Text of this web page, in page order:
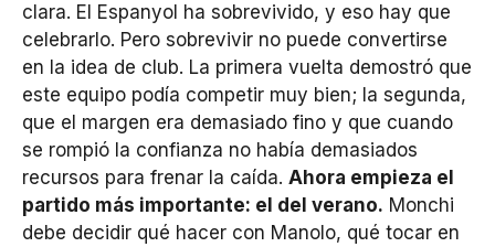
clara. El Espanyol ha sobrevivido, y eso hay que
celebrarlo. Pero sobrevivir no puede convertirse
en la idea de club. La primera vuelta demostró que
este equipo podía competir muy bien; la segunda,
que el margen era demasiado fino y que cuando
se rompió la confianza no había demasiados
recursos para frenar la caída. Ahora empieza el
partido más importante: el del verano. Monchi
debe decidir qué hacer con Manolo, qué tocar en